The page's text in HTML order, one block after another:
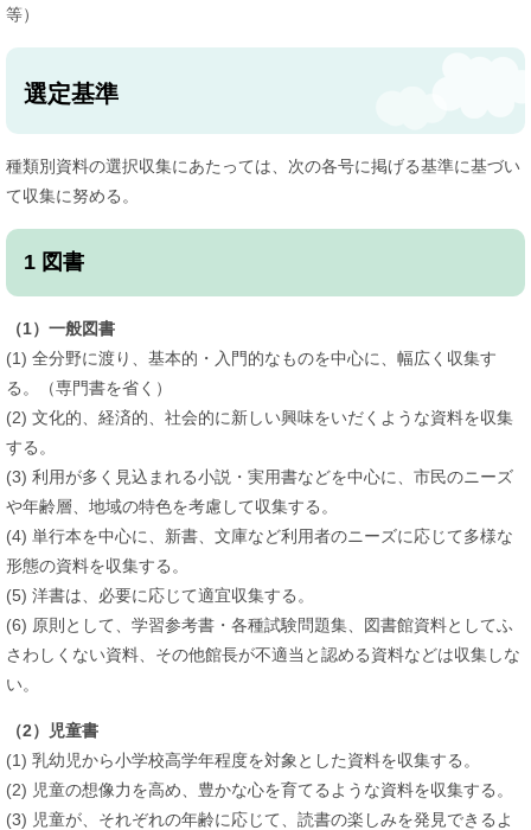
等）​
選定基準
種類別資料の選択収集にあたっては、次の各号に掲げる基準に基づい
て収集に努める。
1 図書
（1）一般図書
(1) 全分野に渡り、基本的・入門的なものを中心に、幅広く収集す
る。（専門書を省く）
(2) 文化的、経済的、社会的に新しい興味をいだくような資料を収集
する。
(3) 利用が多く見込まれる小説・実用書などを中心に、市民のニーズ
や年齢層、地域の特色を考慮して収集する。
(4) 単行本を中心に、新書、文庫など利用者のニーズに応じて多様な
形態の資料を収集する。
(5) 洋書は、必要に応じて適宜収集する。
(6) 原則として、学習参考書・各種試験問題集、図書館資料としてふ
さわしくない資料、その他館長が不適当と認める資料などは収集しな
い。
（2）児童書
(1) 乳幼児から小学校高学年程度を対象とした資料を収集する。
(2) 児童の想像力を高め、豊かな心を育てるような資料を収集する。
(3) 児童が、それぞれの年齢に応じて、読書の楽しみを発見できるよ